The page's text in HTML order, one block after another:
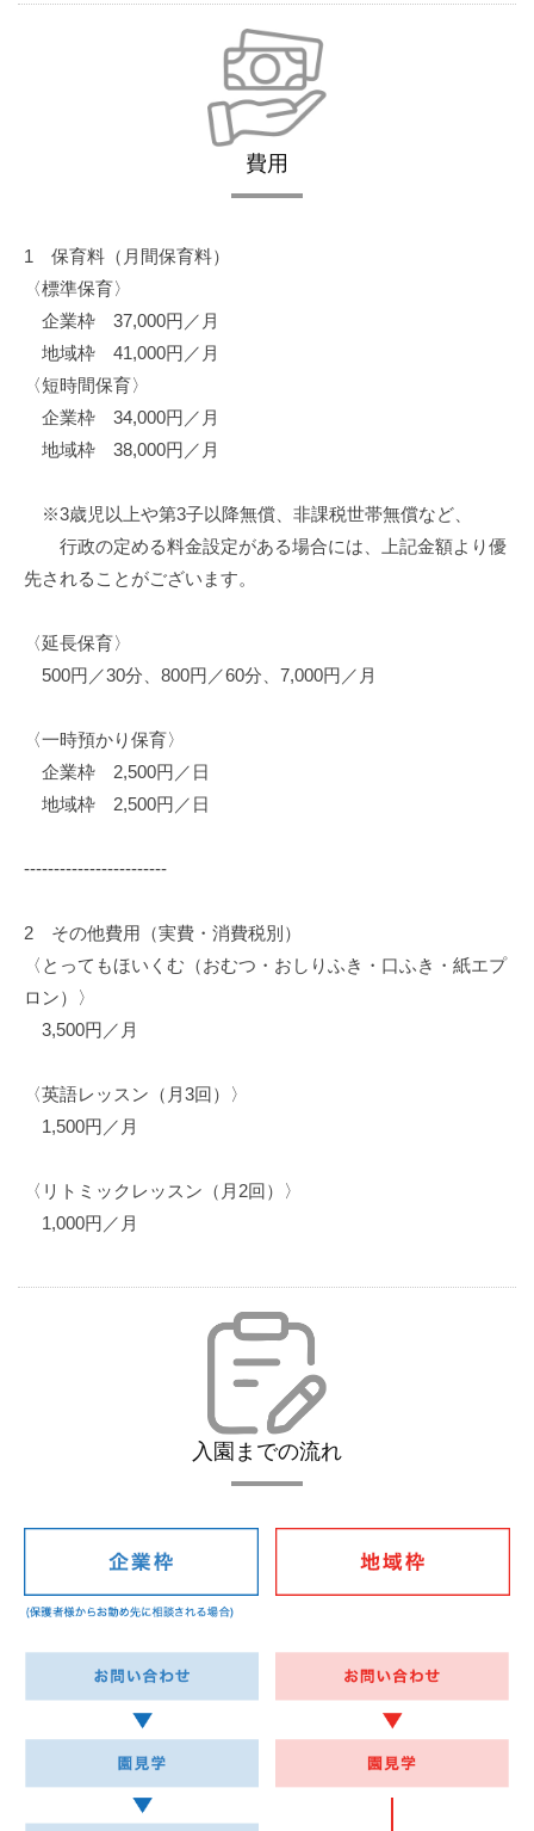
費用
1 保育料（月間保育料）
〈標準保育〉
企業枠 37,000円／月
地域枠 41,000円／月
〈短時間保育〉
企業枠 34,000円／月
地域枠 38,000円／月
※3歳児以上や第3子以降無償、非課税世帯無償など、
行政の定める料金設定がある場合には、上記金額より優
先されることがございます。
〈延長保育〉
500円／30分、800円／60分、7,000円／月
〈一時預かり保育〉
企業枠 2,500円／日
地域枠 2,500円／日
------------------------
2 その他費用（実費・消費税別）
〈とってもほいくむ（おむつ・おしりふき・口ふき・紙エプ
ロン）〉
3,500円／月
〈英語レッスン（月3回）〉
1,500円／月
〈リトミックレッスン（月2回）〉
1,000円／月
入園までの流れ